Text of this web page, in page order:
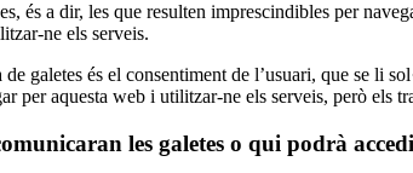
és a dir, les que resulten imprescindibles per
ne els serveis.
de galetes és el consentiment de l’usuari, que se li
per aquesta web i utilitzar-ne els serveis, però els
les galetes o qui podrà